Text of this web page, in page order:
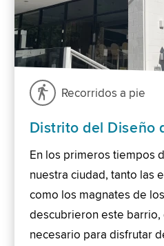
Recorridos a pie
Distrito del Diseño
En los primeros tiempos
nuestra ciudad, tanto las
como los magnates de
descubrieron este
necesario para disfrutar